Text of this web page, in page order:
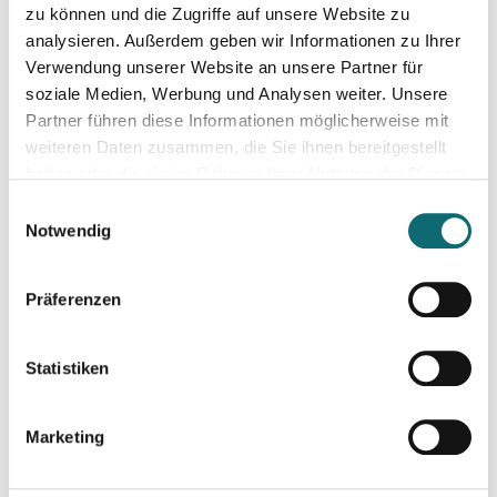
zu können und die Zugriffe auf unsere Website zu
analysieren. Außerdem geben wir Informationen zu Ihrer
Verwendung unserer Website an unsere Partner für
soziale Medien, Werbung und Analysen weiter. Unsere
Partner führen diese Informationen möglicherweise mit
weiteren Daten zusammen, die Sie ihnen bereitgestellt
Notwendig
Präferenzen
Statistiken
Marketing
22.09.2023
26.09.2023
Elections in Poland: Polarized Voters, Opposing Policies,
11.10.2023